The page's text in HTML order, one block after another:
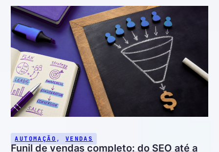
AUTOMAÇÃO , VENDAS
Funil de vendas completo: do SEO até a